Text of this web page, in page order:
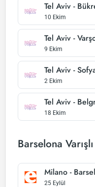
Tel Aviv -
10 Ekim
Tel Aviv -
9 Ekim
Tel Aviv -
2 Ekim
Tel Aviv -
18 Ekim
Barselona
Milano -
25 Eylül